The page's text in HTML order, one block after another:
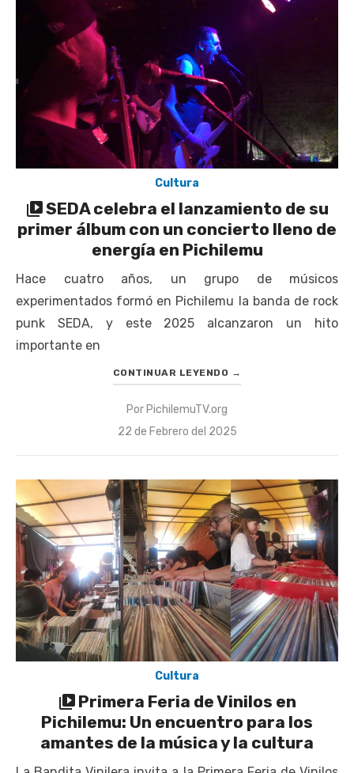
escuela comunitaria
Cóctel de Sábado: Emprendimiento y floricultura con María
Lina Fermandois y Luis Polanco
Seis comunas de O’Higgins inician la construcción
participativa del Plan Local de Restauración del Secano
Costero Nilahue
Torneo Arena Rimar 2026 definió a sus finalistas en su
Retrospectiva 2026 | Capítulo 03: lessons on flight – Cecilia
Araneda
Cultura
SEDA celebra el lanzamiento de su
primer álbum con un concierto lleno de
energía en Pichilemu
Hace cuatro años, un grupo de músicos
experimentados formó en Pichilemu la banda de rock
punk SEDA, y este 2025 alcanzaron un hito
importante en
CONTINUAR LEYENDO →
Por PichilemuTV.org
Publicado
22 de Febrero del 2025
Cultura
Primera Feria de Vinilos en
Pichilemu: Un encuentro para los
amantes de la música y la cultura